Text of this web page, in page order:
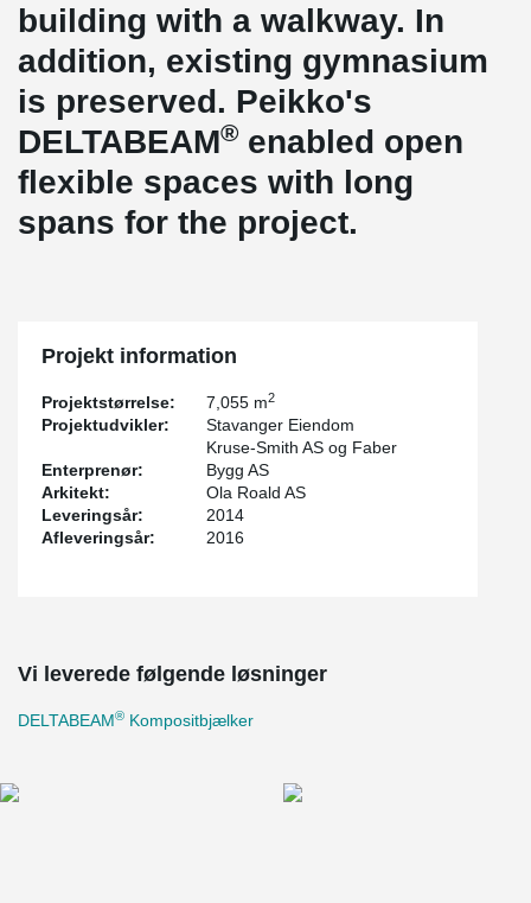
building with a walkway. In
addition, existing gymnasium
is preserved. Peikko's
DELTABEAM® enabled open
flexible spaces with long
spans for the project.
Projekt information
Projektstørrelse: 7,055 m2
Projektudvikler: Stavanger Eiendom
Enterprenør:
Kruse-Smith AS og Faber
Bygg AS
Arkitekt:
Ola Roald AS
Leveringsår:
2014
Afleveringsår:
2016
Vi leverede følgende løsninger
DELTABEAM® Kompositbjælker